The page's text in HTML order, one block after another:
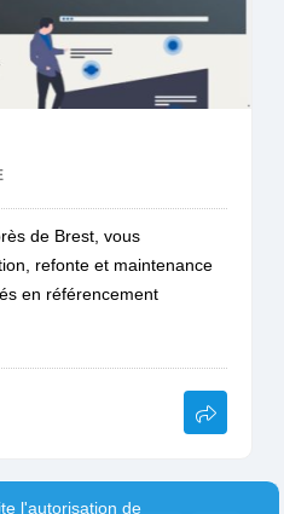
de Brest, vous
refonte et maintenance
en référencement
l'autorisation de